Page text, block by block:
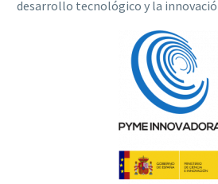
desarrollo tecnológico y la